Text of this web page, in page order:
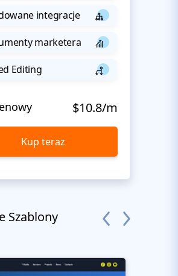
integracje
marketera
Editing
$10.8/m
Kup teraz
Szablony